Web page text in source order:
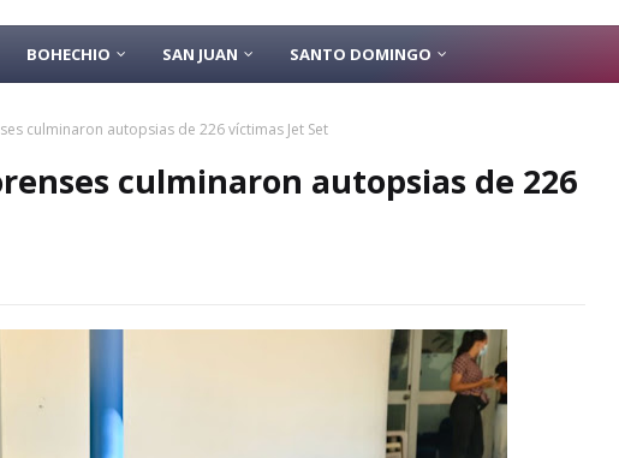
BOHECHIO SAN JUAN SANTO DOMINGO
culminaron autopsias de 226 víctimas Jet Set
culminaron autopsias de 226